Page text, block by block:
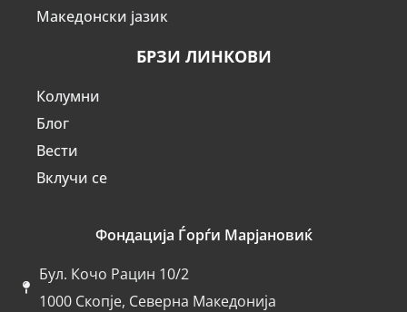
Македонски јазик
БРЗИ ЛИНКОВИ
Колумни
Блог
Вести
Вклучи се
Фондација Ѓорѓи Марјановиќ
Бул. Кочо Рацин 10/2
1000 Скопје, Северна Македонија